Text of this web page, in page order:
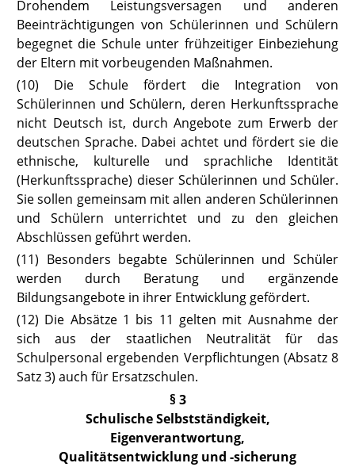
Drohendem Leistungsversagen und anderen
Beeinträchtigungen von Schülerinnen und Schülern
begegnet die Schule unter frühzeitiger Einbeziehung
der Eltern mit vorbeugenden Maßnahmen.
(10) Die Schule fördert die Integration von
Schülerinnen und Schülern, deren Herkunftssprache
nicht Deutsch ist, durch Angebote zum Erwerb der
deutschen Sprache. Dabei achtet und fördert sie die
ethnische, kulturelle und sprachliche Identität
(Herkunftssprache) dieser Schülerinnen und Schüler.
Sie sollen gemeinsam mit allen anderen Schülerinnen
und Schülern unterrichtet und zu den gleichen
Abschlüssen geführt werden.
(11) Besonders begabte Schülerinnen und Schüler
werden durch Beratung und ergänzende
Bildungsangebote in ihrer Entwicklung gefördert.
(12) Die Absätze 1 bis 11 gelten mit Ausnahme der
sich aus der staatlichen Neutralität für das
Schulpersonal ergebenden Verpflichtungen (Absatz 8
Satz 3) auch für Ersatzschulen.
§ 3
Schulische Selbstständigkeit,
Eigenverantwortung,
Qualitätsentwicklung und -sicherung